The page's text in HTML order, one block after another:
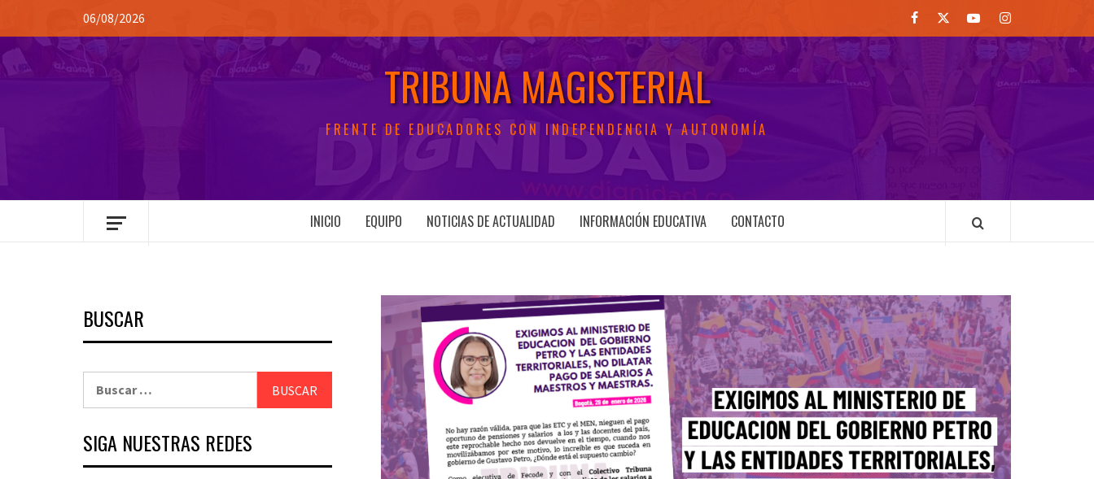
contenido
06/08/2026 FacebookTwitterYoutubeInstagram
TRIBUNA MAGISTERIAL
FRENTE DE EDUCADORES CON INDEPENDENCIA Y AUTONOMÍA
INICIO EQUIPO NOTICIAS DE ACTUALIDAD INFORMACIÓN EDUCATIVA CONTACTO
BUSCAR
SIGA NUESTRAS REDES